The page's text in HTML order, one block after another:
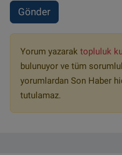
Gönder
Yorum yazarak topluluk
bulunuyor ve tüm
yorumlardan Son Haber
tutulamaz.